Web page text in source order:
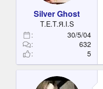
Silver Ghost
T.E.T.Я.I.S
30/5/04
632
5